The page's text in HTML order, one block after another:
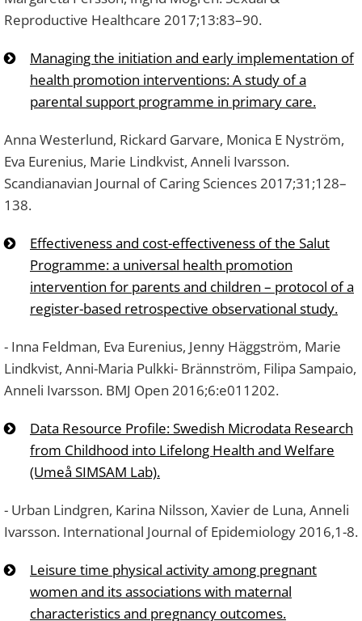
Reproductive Healthcare 2017;13:83–90.
Managing the initiation and early implementation of
health promotion interventions: A study of a
parental support programme in primary care.
Anna Westerlund, Rickard Garvare, Monica E Nyström,
Eva Eurenius, Marie Lindkvist, Anneli Ivarsson.
Scandianavian Journal of Caring Sciences 2017;31;128–
138.
Effectiveness and cost-effectiveness of the Salut
Programme: a universal health promotion
intervention for parents and children – protocol of a
register-based retrospective observational study.
- Inna Feldman, Eva Eurenius, Jenny Häggström, Marie
Lindkvist, Anni-Maria Pulkki- Brännström, Filipa Sampaio,
Anneli Ivarsson. BMJ Open 2016;6:e011202.
Data Resource Profile: Swedish Microdata Research
from Childhood into Lifelong Health and Welfare
(Umeå SIMSAM Lab).
- Urban Lindgren, Karina Nilsson, Xavier de Luna, Anneli
Ivarsson. International Journal of Epidemiology 2016,1-8.
Leisure time physical activity among pregnant
women and its associations with maternal
characteristics and pregnancy outcomes.